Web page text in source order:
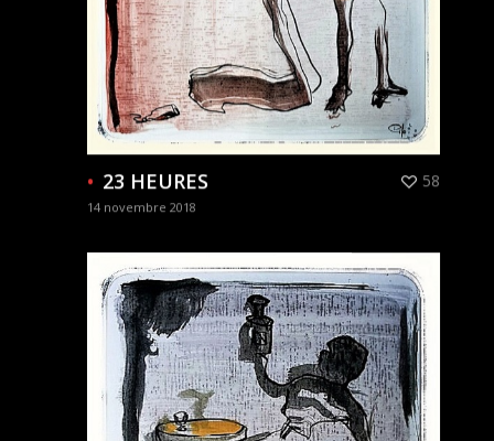
23 HEURES
14 novembre 2018
58